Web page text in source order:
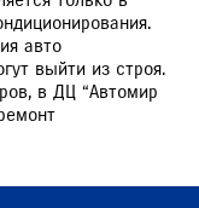
авто
выйти из строя.
в ДЦ “Автомир